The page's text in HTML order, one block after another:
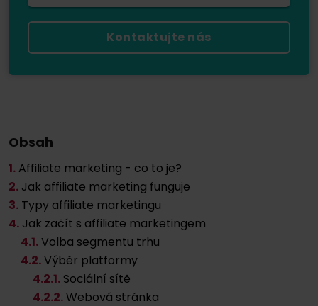
Kontaktujte nás
Obsah
1. Affiliate marketing - co to je?
2. Jak affiliate marketing funguje
3. Typy affiliate marketingu
4. Jak začít s affiliate marketingem
4.1.Volba segmentu trhu
4.2.Výběr platformy
4.2.1. Sociální sítě
4.2.2.Webová stránka